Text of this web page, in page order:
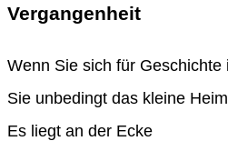
Vergangenheit
Wenn Sie sich für Geschichte
Sie unbedingt das kleine
Es liegt an der Ecke